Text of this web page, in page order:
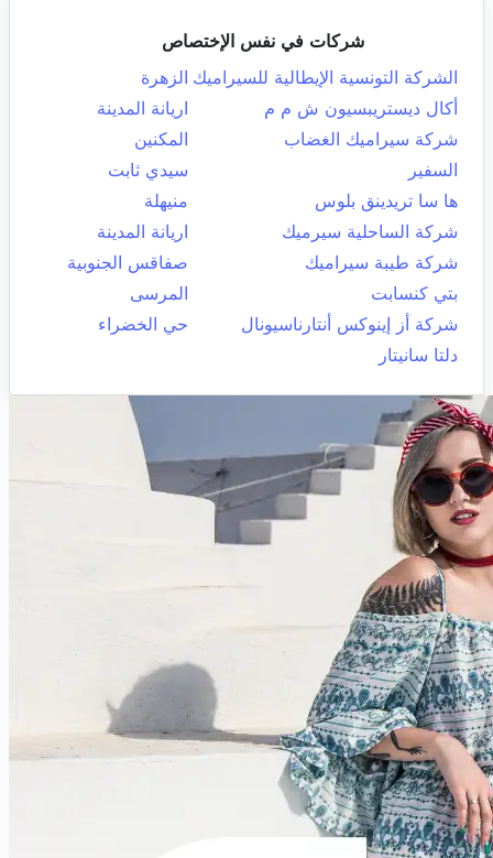
شركات في نفس الإختصاص
الشركة التونسية الإيطالية للسيراميك الزهرة
أكال ديستريبسيون ش م م
اريانة المدينة
شركة سيراميك الغضاب
المكنين
السفير
سيدي ثابت
ها سا تريدينق بلوس
منيهلة
شركة الساحلية سيرميك
اريانة المدينة
شركة طيبة سيراميك
صفاقس الجنوبية
بتي كنسابت
المرسى
شركة أز إينوكس أنتارناسيونال
حي الخضراء
دلتا سانيتار